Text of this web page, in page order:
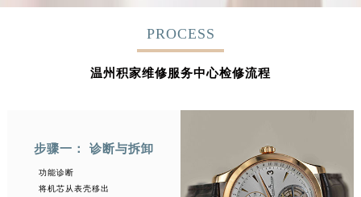
PROCESS
温州积家维修服务中心检修流程
步骤一： 诊断与拆卸
功能诊断
将机芯从表壳移出